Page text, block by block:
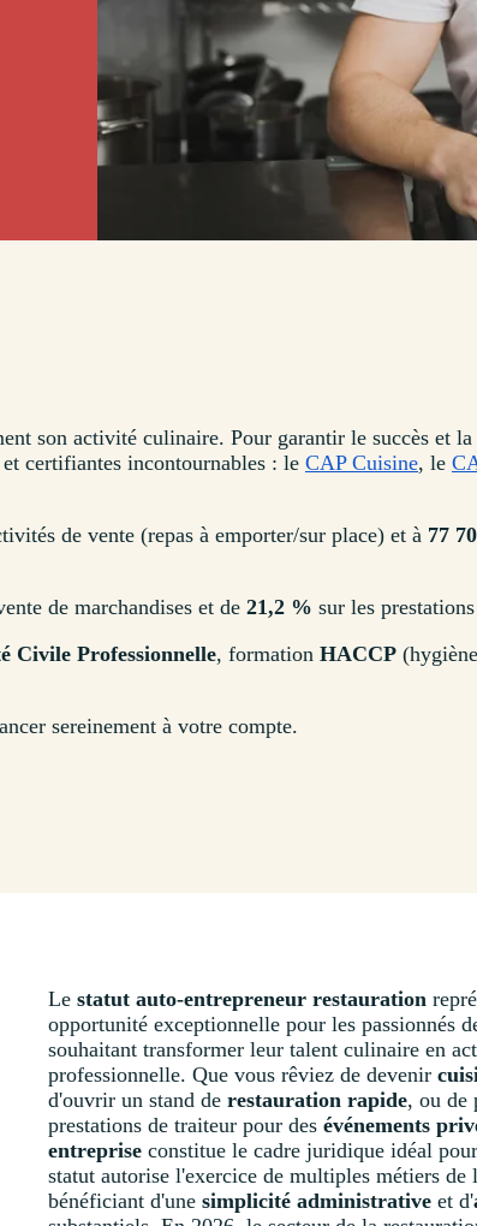
son activité culinaire. Pour garantir le succès et
certifiantes incontournables : le CAP Cuisine, le
de vente (repas à emporter/sur place) et à 77
de marchandises et de 21,2 % sur les
Civile Professionnelle, formation HACCP
sereinement à votre compte.
Le statut auto-entrepreneur restauration
opportunité exceptionnelle pour les passionnés
souhaitant transformer leur talent culinaire en
professionnelle. Que vous rêviez de devenir
d'ouvrir un stand de restauration rapide, ou de
prestations de traiteur pour des événements
entrepriseconstitue le cadre juridique idéal
statut autorise l'exercice de multiples métiers de
bénéficiant d'une simplicité administrativeet d'